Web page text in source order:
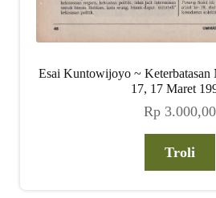
Esai Kuntowijoyo ~ Keterbatasan
17, 17 Maret
Rp 3.000,00
Troli